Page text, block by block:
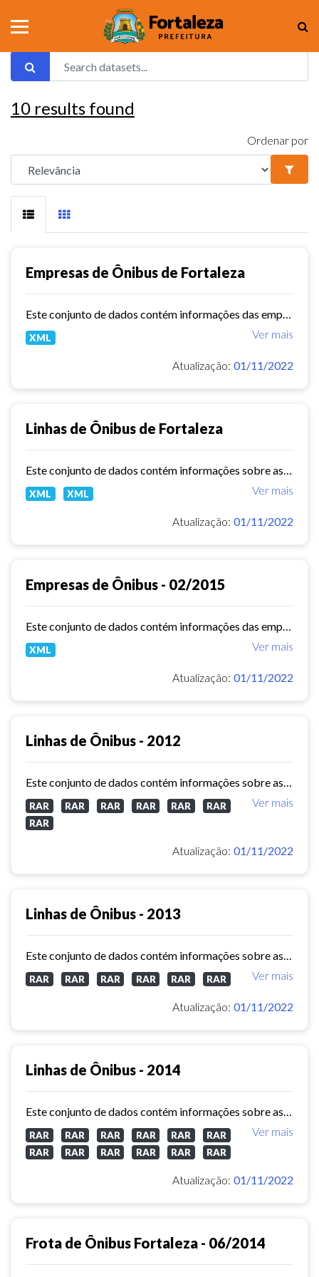
10 results found
Ordenar por
Empresas de Ônibus de Fortaleza
Ver mais
XML
Atualização: 01/11/2022
Linhas de Ônibus de Fortaleza
Ver mais
XML XML
Atualização: 01/11/2022
Empresas de Ônibus - 02/2015
Ver mais
XML
Atualização: 01/11/2022
Linhas de Ônibus - 2012
Ver mais
RAR RAR RAR RAR RAR
RAR
RAR
Atualização: 01/11/2022
Linhas de Ônibus - 2013
Ver mais
RAR RAR RAR RAR RAR RAR
Atualização: 01/11/2022
Linhas de Ônibus - 2014
Ver mais
RAR RAR RAR RAR RAR
RAR
RAR
RAR RAR RAR RAR RAR
Atualização: 01/11/2022
Frota de Ônibus Fortaleza - 06/2014